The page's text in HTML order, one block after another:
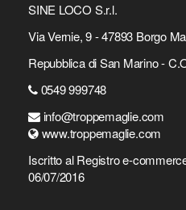
SINE LOCO S.r.l.
Via Vernie, 9 - 47893 Borgo
Repubblica di San Marino -
0549 999748
info@troppemaglie.com
www.troppemaglie.com
Iscritto al Registro e-
06/07/2016